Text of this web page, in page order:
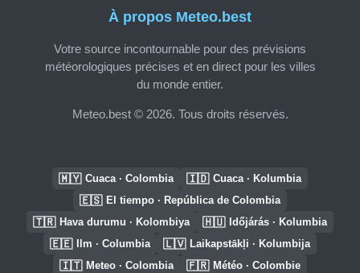
À propos Meteo.best
Votre source incontournable pour des prévisions
météorologiques précises et en direct pour les villes
du monde entier.
Meteo.best © 2026. Tous droits réservés.
🇲🇾 Cuaca · Colombia 🇮🇩 Cuaca · Kolumbia
🇪🇸 El tiempo · República de Colombia
🇹🇷 Hava durumu · Kolombiya 🇭🇺 Időjárás · Kolumbia
🇪🇪 Ilm · Columbia 🇱🇻 Laikapstākļi · Kolumbija
🇮🇹 Meteo · Colombia 🇫🇷 Météo · Colombie